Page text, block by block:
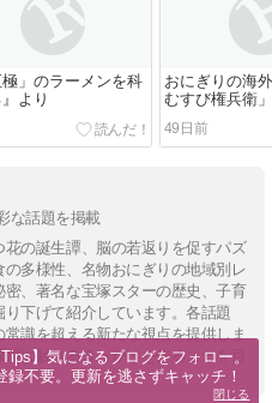
極」のラーメンを科
より
おにぎりの海
むすび権兵衛
49日前
な話題を掲載
の誕生譚、脳の若返りを促すパズ
多様性、名物おにぎりの地域別レ
、著名な宝塚スターの歴史、子育
下げて紹介しています。各話題
識を超える新たな視点を提供しま
に触れるきっかけを作ることを目
Tips】気になるブログをフォロー。
録不要。更新を逃さずキャッチ！
閉じる